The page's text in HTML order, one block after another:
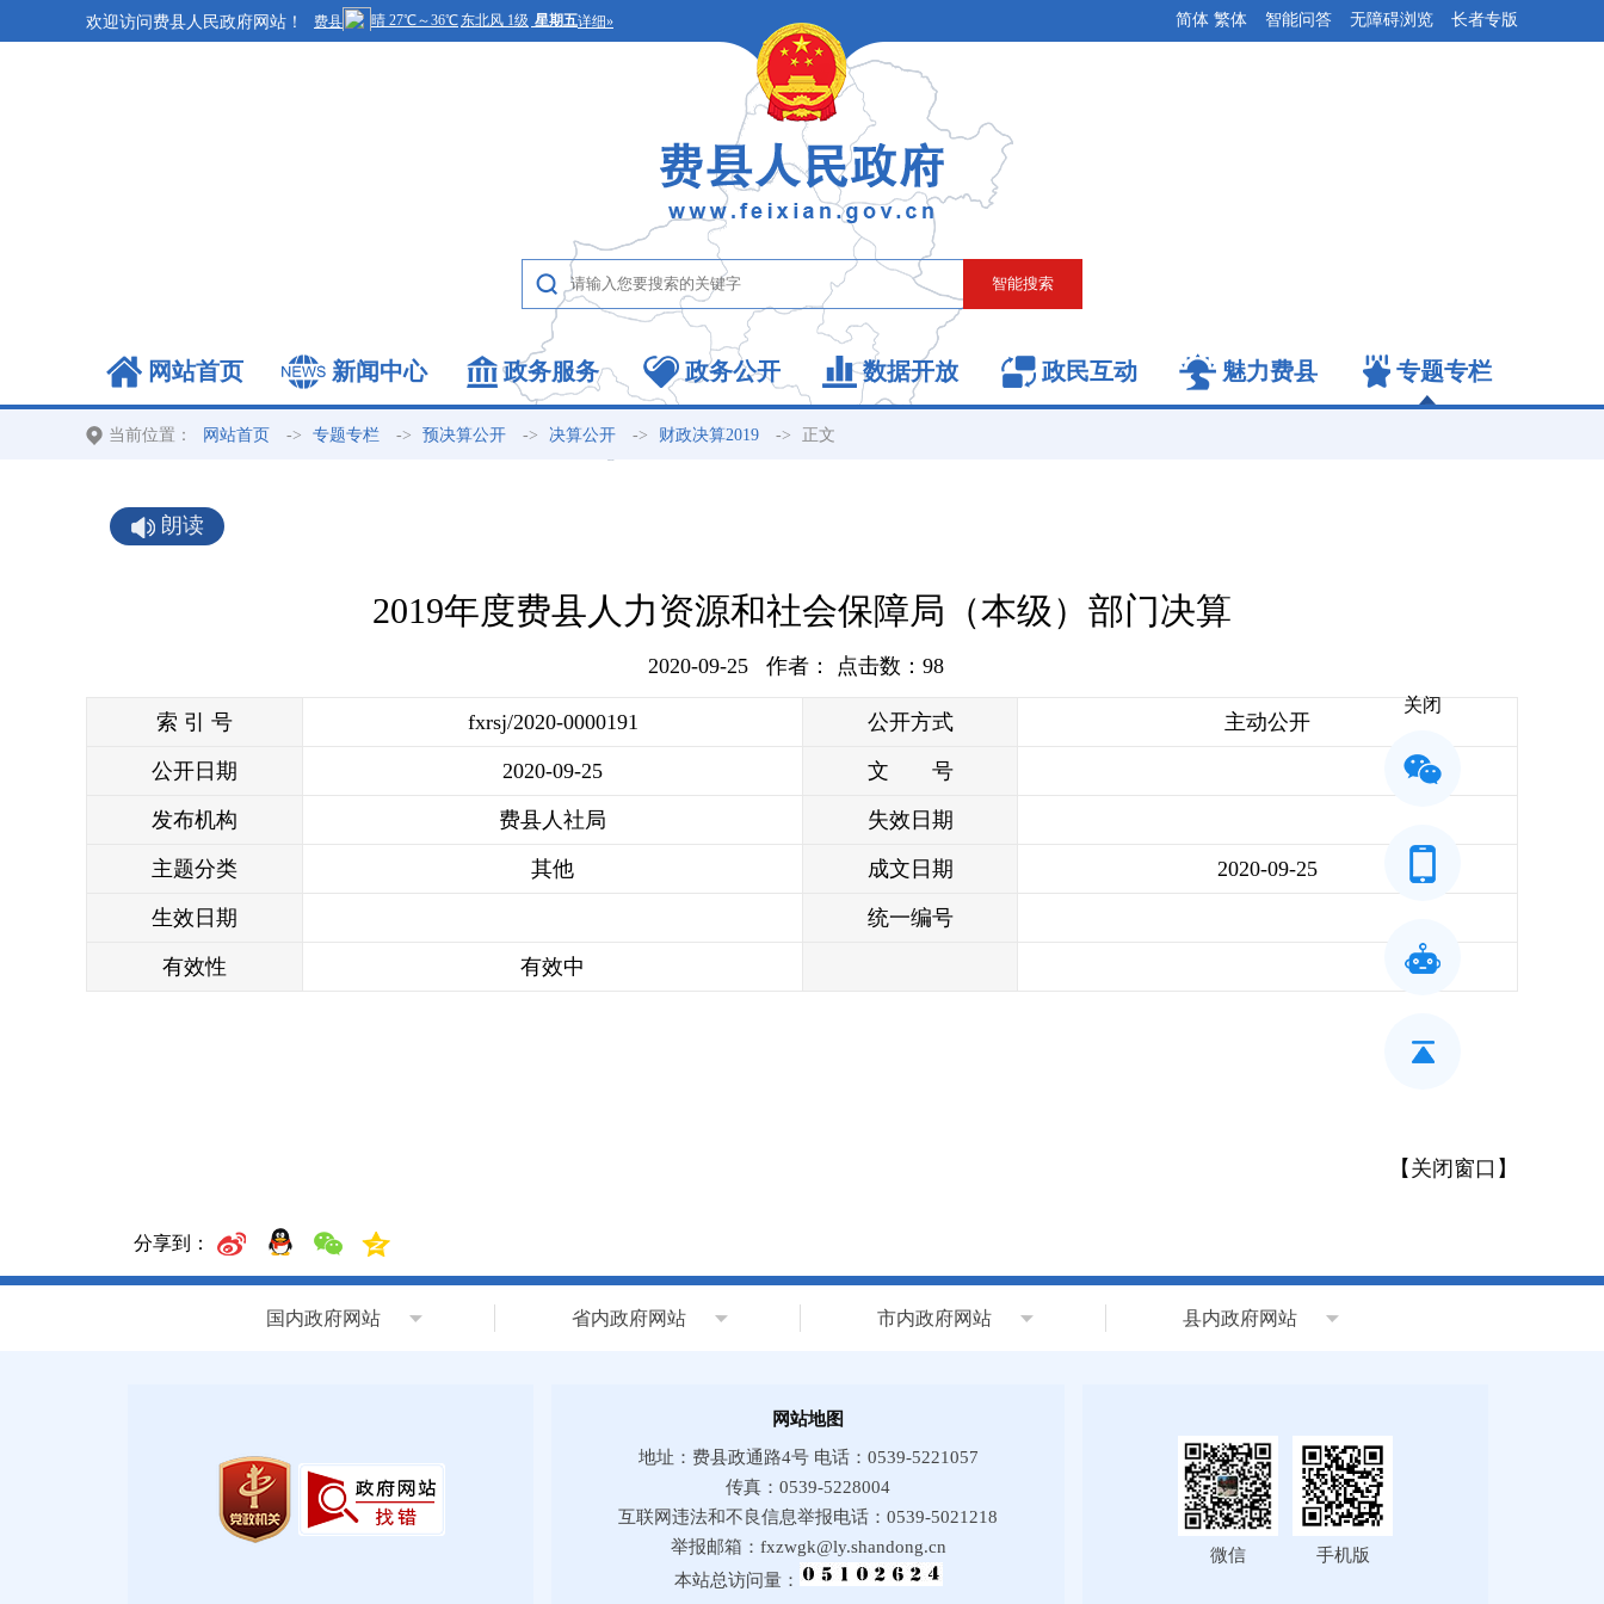
欢迎访问费县人民政府网站！ 智能问答 无障碍浏览 长者专版
简体 繁体
网站首页 新闻中心 政务服务 政务公开 数据开放 政民互动 魅力费县 专题专栏
当前位置： 网站首页 -> 专题专栏 -> 预决算公开 -> 决算公开 -> 财政决算2019 -> 正文
朗读
2019年度费县人力资源和社会保障局（本级）部门决算
2020-09-25 作者： 点击数： 98
索 引 号 fxrsj/2020-0000191 公开方式 主动公开
公开日期 2020-09-25 文 号
发布机构 费县人社局 失效日期
主题分类 其他 成文日期 2020-09-25
生效日期 统一编号
有效性 有效中
【 关闭窗口 】
分享到：
国内政府网站 省内政府网站 市内政府网站 县内政府网站
网站地图
地址：费县政通路4号 电话：0539-5221057
传真：0539-5228004
互联网违法和不良信息举报电话：0539-5021218
举报邮箱：fxzwgk@ly.shandong.cn
本站总访问量：
微信 手机版
关闭